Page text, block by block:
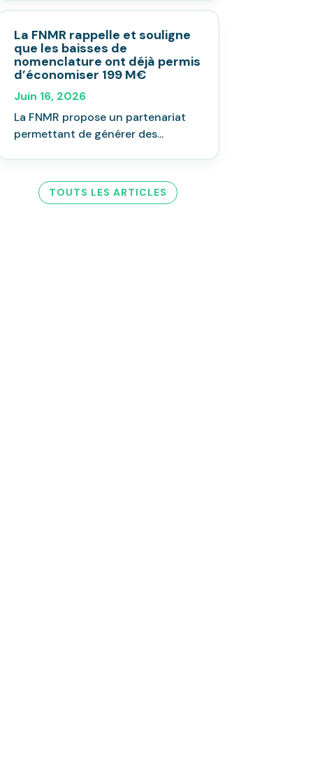
La FNMR rappelle et souligne
que les baisses de
nomenclature ont déjà permis
d’économiser 199 M€
Juin 16, 2026
La FNMR propose un partenariat
permettant de générer des...
TOUTS LES ARTICLES